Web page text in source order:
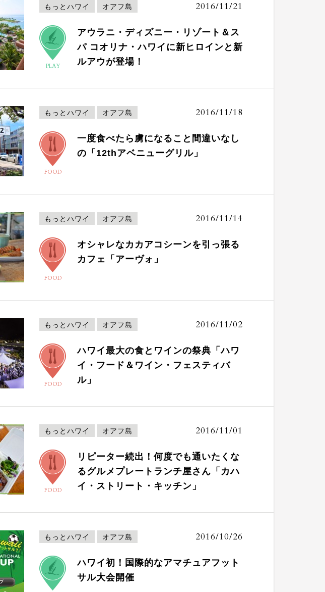
もっとハワイ オアフ島 2016/11/21
PLAY
アウラニ・ディズニー・リゾート＆ス
パ コオリナ・ハワイに新ヒロインと新
ルアウが登場！
もっとハワイ オアフ島 2016/11/18
FOOD
一度食べたら虜になること間違いなし
の「12thアベニューグリル」
もっとハワイ オアフ島 2016/11/14
FOOD
オシャレなカカアコシーンを引っ張る
カフェ「アーヴォ」
もっとハワイ オアフ島 2016/11/02
FOOD
ハワイ最大の食とワインの祭典「ハワ
イ・フード＆ワイン・フェスティバ
ル」
もっとハワイ オアフ島 2016/11/01
FOOD
リピーター続出！何度でも通いたくな
るグルメプレートランチ屋さん「カハ
イ・ストリート・キッチン」
もっとハワイ オアフ島 2016/10/26
ハワイ初！国際的なアマチュアフット
サル大会開催